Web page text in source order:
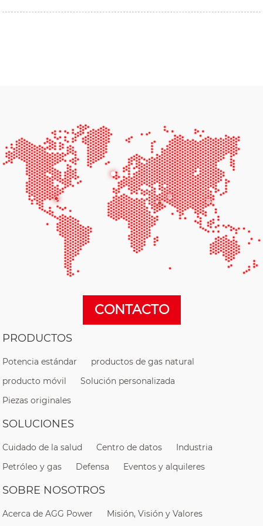
CONTACTO
PRODUCTOS
Potencia estándar
productos de gas natural
producto móvil
Solución personalizada
Piezas originales
SOLUCIONES
Cuidado de la salud Centro de datos
Industria
Petróleo y gas
Defensa Eventos y alquileres
SOBRE NOSOTROS
Acerca de AGG Power Misión, Visión y Valores